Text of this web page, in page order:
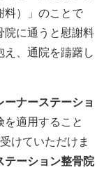
料）」のことで
院に通うと慰謝料
え、通院を躊躇し
ーナーステーショ
適用すること
けていただけま
テーション整骨院